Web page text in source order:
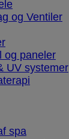
og Ventiler
og paneler
UV systemer
spa